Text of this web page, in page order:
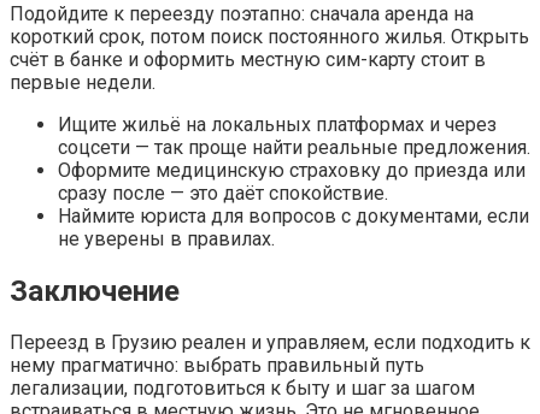
Подойдите к переезду поэтапно: сначала аренда на
короткий срок, потом поиск постоянного жилья. Открыть
счёт в банке и оформить местную сим-карту стоит в
первые недели.
Ищите жильё на локальных платформах и через
соцсети — так проще найти реальные предложения.
Оформите медицинскую страховку до приезда или
сразу после — это даёт спокойствие.
Наймите юриста для вопросов с документами, если
не уверены в правилах.
Заключение
Переезд в Грузию реален и управляем, если подходить к
нему прагматично: выбрать правильный путь
легализации, подготовиться к быту и шаг за шагом